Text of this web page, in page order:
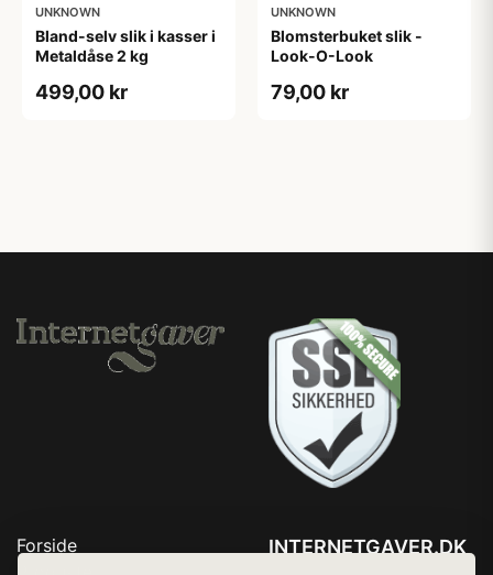
UNKNOWN
Bland-selv slik i kasser i
Metaldåse 2 kg
499,00 kr
UNKNOWN
Blomsterbuket slik -
Look-O-Look
79,00 kr
Forside
INTERNETGAVER.DK